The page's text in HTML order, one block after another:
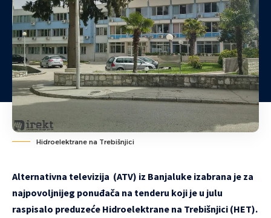
Hidroelektrane na Trebišnjici
Alternativna televizija (ATV) iz Banjaluke izabrana je za
najpovoljnijeg ponuđača na tenderu koji je u julu
raspisalo preduzeće Hidroelektrane na Trebišnjici (HET).